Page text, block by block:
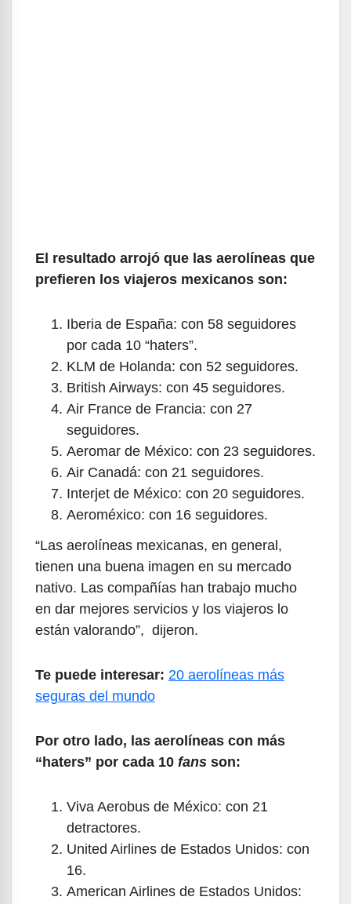
El resultado arrojó que las aerolíneas que
prefieren los viajeros mexicanos son:
Iberia de España: con 58 seguidores
por cada 10 “haters”.
KLM de Holanda: con 52 seguidores.
British Airways: con 45 seguidores.
Air France de Francia: con 27
seguidores.
Aeromar de México: con 23 seguidores.
Air Canadá: con 21 seguidores.
Interjet de México: con 20 seguidores.
Aeroméxico: con 16 seguidores.
“Las aerolíneas mexicanas, en general,
tienen una buena imagen en su mercado
nativo. Las compañías han trabajo mucho
en dar mejores servicios y los viajeros lo
están valorando”, dijeron.
Te puede interesar: 20 aerolíneas más
seguras del mundo
Por otro lado, las aerolíneas con más
“haters” por cada 10 fans son:
Viva Aerobus de México: con 21
detractores.
United Airlines de Estados Unidos: con
16.
American Airlines de Estados Unidos: